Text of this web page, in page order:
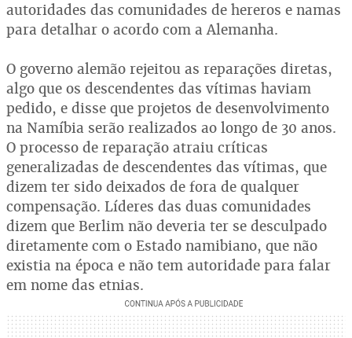
autoridades das comunidades de hereros e namas
para detalhar o acordo com a Alemanha.
O governo alemão rejeitou as reparações diretas,
algo que os descendentes das vítimas haviam
pedido, e disse que projetos de desenvolvimento
na Namíbia serão realizados ao longo de 30 anos.
O processo de reparação atraiu críticas
generalizadas de descendentes das vítimas, que
dizem ter sido deixados de fora de qualquer
compensação. Líderes das duas comunidades
dizem que Berlim não deveria ter se desculpado
diretamente com o Estado namibiano, que não
existia na época e não tem autoridade para falar
em nome das etnias.